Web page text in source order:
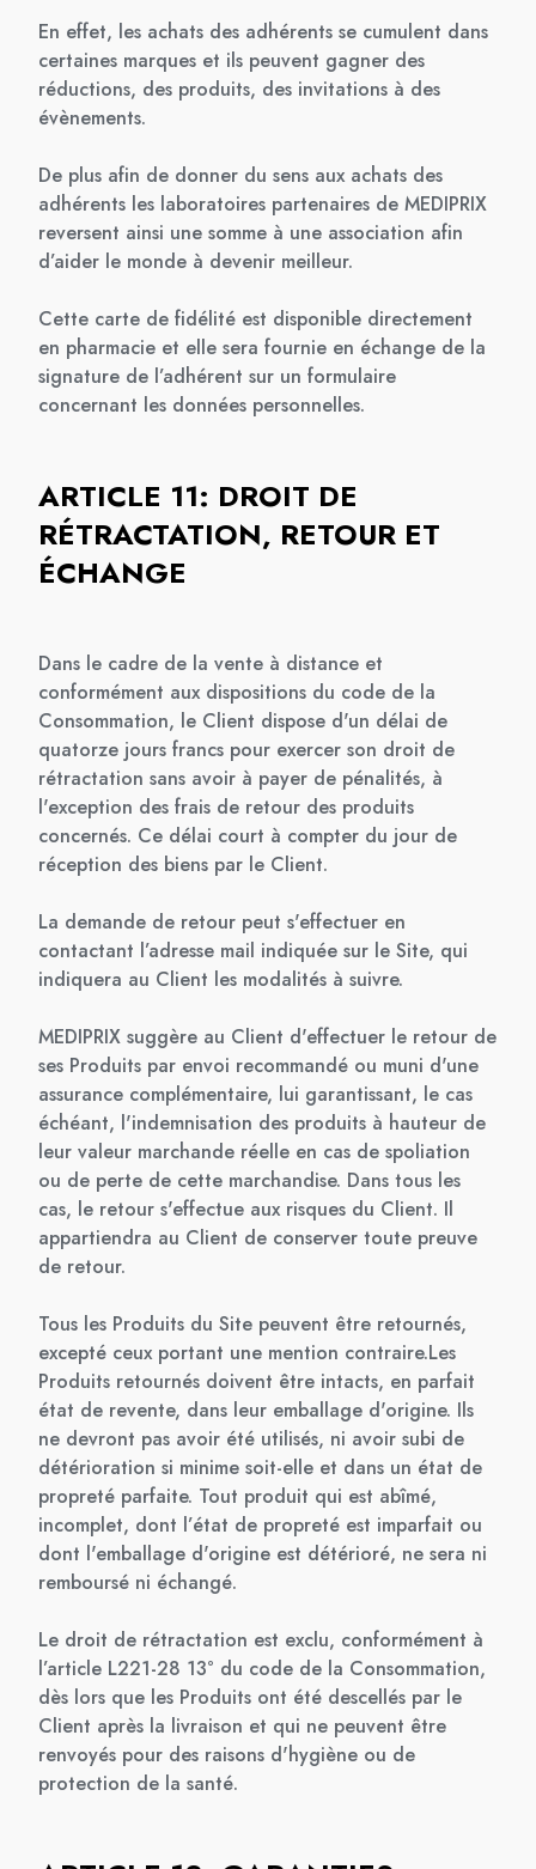
En effet, les achats des adhérents se cumulent dans
certaines marques et ils peuvent gagner des
réductions, des produits, des invitations à des
évènements.
De plus afin de donner du sens aux achats des
adhérents les laboratoires partenaires de MEDIPRIX
reversent ainsi une somme à une association afin
d’aider le monde à devenir meilleur.
Cette carte de fidélité est disponible directement
en pharmacie et elle sera fournie en échange de la
signature de l’adhérent sur un formulaire
concernant les données personnelles.
ARTICLE 11: DROIT DE
RÉTRACTATION, RETOUR ET
ÉCHANGE
Dans le cadre de la vente à distance et
conformément aux dispositions du code de la
Consommation, le Client dispose d'un délai de
quatorze jours francs pour exercer son droit de
rétractation sans avoir à payer de pénalités, à
l'exception des frais de retour des produits
concernés. Ce délai court à compter du jour de
réception des biens par le Client.
La demande de retour peut s'effectuer en
contactant l’adresse mail indiquée sur le Site, qui
indiquera au Client les modalités à suivre.
MEDIPRIX suggère au Client d'effectuer le retour de
ses Produits par envoi recommandé ou muni d'une
assurance complémentaire, lui garantissant, le cas
échéant, l'indemnisation des produits à hauteur de
leur valeur marchande réelle en cas de spoliation
ou de perte de cette marchandise. Dans tous les
cas, le retour s'effectue aux risques du Client. Il
appartiendra au Client de conserver toute preuve
de retour.
Tous les Produits du Site peuvent être retournés,
excepté ceux portant une mention contraire.Les
Produits retournés doivent être intacts, en parfait
état de revente, dans leur emballage d'origine. Ils
ne devront pas avoir été utilisés, ni avoir subi de
détérioration si minime soit-elle et dans un état de
propreté parfaite. Tout produit qui est abîmé,
incomplet, dont l’état de propreté est imparfait ou
dont l'emballage d'origine est détérioré, ne sera ni
remboursé ni échangé.
Le droit de rétractation est exclu, conformément à
l’article L221-28 13° du code de la Consommation,
dès lors que les Produits ont été descellés par le
Client après la livraison et qui ne peuvent être
renvoyés pour des raisons d'hygiène ou de
protection de la santé.